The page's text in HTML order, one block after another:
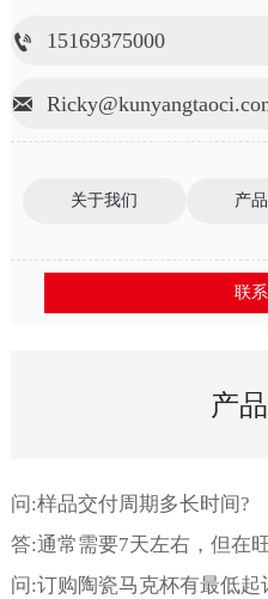
 15169375000

关于我们 产
联
产
问:样品交付周期多长时间?
答:通常需要7天左右，但在
问:订购陶瓷马克杯有最低起